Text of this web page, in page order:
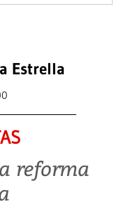
Estrella
reforma